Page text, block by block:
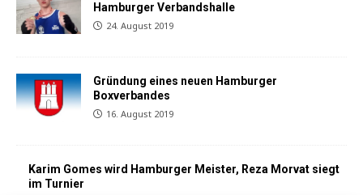
Hamburger Verbandshalle
24. August 2019
Gründung eines neuen Hamburger
Boxverbandes
16. August 2019
Karim Gomes wird Hamburger Meister, Reza Morvat siegt
im Turnier